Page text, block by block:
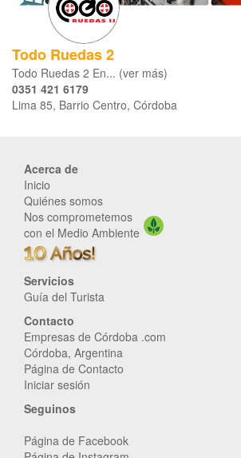
Todo Ruedas 2
Todo Ruedas 2 En... (ver más)
0351 421 6179
Lima 85, Barrio Centro, Córdoba
Acerca de
Inicio
Quiénes somos
Nos comprometemos
con el Medio Ambiente
Servicios
Guía del Turista
Contacto
Empresas de Córdoba .com
Córdoba, Argentina
Página de Contacto
Iniciar sesión
Seguinos
Página de Facebook